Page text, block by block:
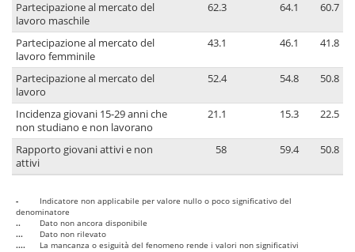
Partecipazione al mercato del
lavoro maschile
62.3 64.1 60.7
Partecipazione al mercato del
lavoro femminile
43.1 46.1 41.8
Partecipazione al mercato del
lavoro
52.4 54.8 50.8
Incidenza giovani 15-29 anni che
non studiano e non lavorano
21.1 15.3 22.5
Rapporto giovani attivi e non
attivi
58 59.4 50.8
-
Indicatore non applicabile per valore nullo o poco significativo del
denominatore
..
Dato non ancora disponibile
...
Dato non rilevato
....
La mancanza o esiguità del fenomeno rende i valori non significativi